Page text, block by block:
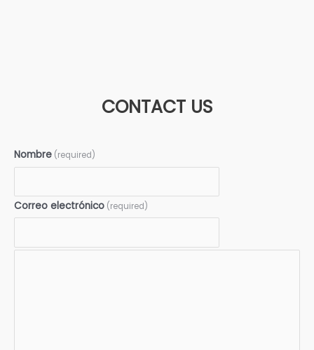
CONTACT US
Nombre (required)
Correo electrónico (required)